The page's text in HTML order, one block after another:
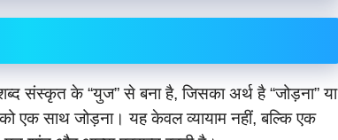
संस्कृत के “युज” से बना है, जिसका अर्थ है “जोड़ना” या
एक साथ जोड़ना। यह केवल व्यायाम नहीं, बल्कि एक